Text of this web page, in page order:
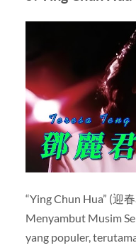
“Ying Chun Hua” (迎
Menyambut Musim
yang populer,